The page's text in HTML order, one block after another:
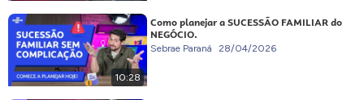
10:28
Como planejar a SUCESSÃO FAMILIAR do
NEGÓCIO.
Sebrae Paraná 28/04/2026